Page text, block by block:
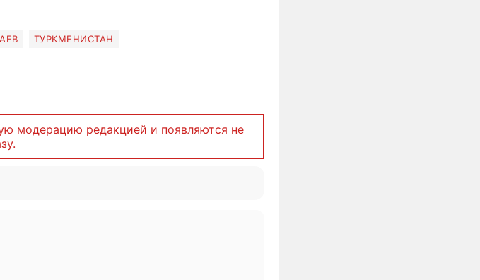
ТУРКМЕНИСТАН
модерацию редакцией и появляются не